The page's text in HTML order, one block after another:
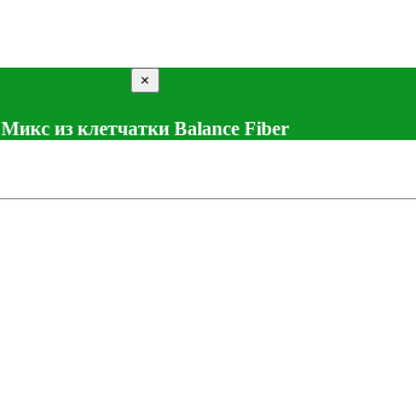
×
Микс из клетчатки Balance Fiber